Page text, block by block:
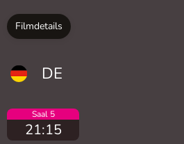
Filmdetails
DE
Saal 5
21:15